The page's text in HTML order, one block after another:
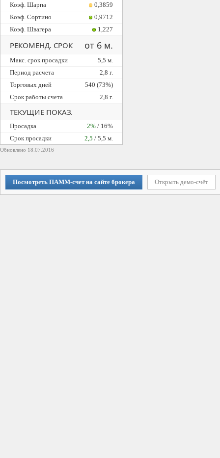
Обновлено 18.07.2016
Коэф. Шарпа
0,3859
Коэф. Сортино
0,9712
Коэф. Швагера
1,227
РЕКОМЕНД. СРОК от 6 м.
Макс. срок просадки
5,5 м.
Период расчета
2,8 г.
Торговых дней
540 (73%)
Срок работы счета
2,8 г.
ТЕКУЩИЕ ПОКАЗ.
Просадка 2% / 16%
Cрок просадки
2,5 / 5,5 м.
Посмотреть ПАММ-счет на сайте брокера Открыть демо-счёт